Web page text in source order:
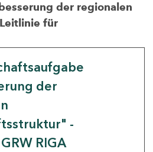
der regionalen
für
der
-
RIGA